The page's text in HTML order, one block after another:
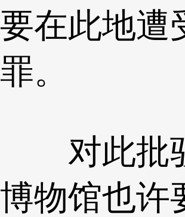
要在此地遭
罪。
对此批
博物馆也许